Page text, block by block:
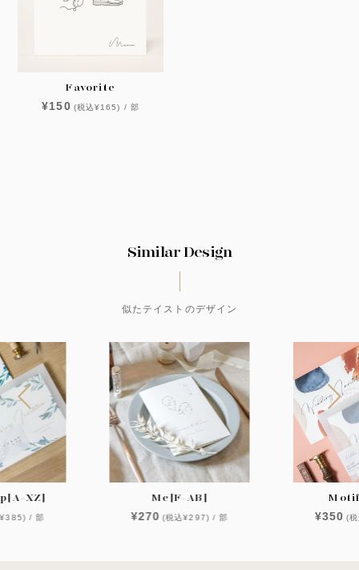
Favorite
¥150 (税込¥165) / 部
Similar Design
似たテイストのデザイン
XZ]
/ 部
Me[F-AB]
¥270 (税込¥297) / 部 ¥350 (